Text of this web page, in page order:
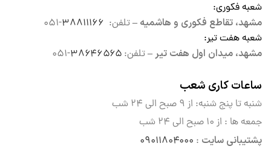
شعبه فکوری:
مشهد، تقاطع فکوری و هاشمیه –تلفن: ۳۸۸۱۱۱۶۶-۰۵۱
شعبه هفت تیر:
مشهد، میدان اول هفت تیر –تلفن: ۳۸۶۴۶۵۶۵-۰۵۱
ساعات کاری شعب
شنبه تا پنج شنبه: از ۹ صبح الی
۲۴ شب
جمعه ها : از ۱۰ صبح الی ۲۴ شب
پشتیبانی سایت : ۰۹۰۱۱۸۰۴۰۰۰